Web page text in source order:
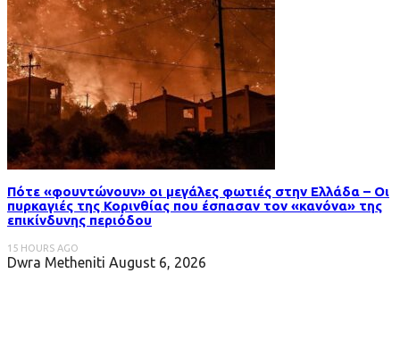
Πότε «φουντώνουν» οι μεγάλες φωτιές στην Ελλάδα – Οι
πυρκαγιές της Κορινθίας που έσπασαν τον «κανόνα» της
επικίνδυνης περιόδου
15 HOURS AGO
Dwra Metheniti August 6, 2026